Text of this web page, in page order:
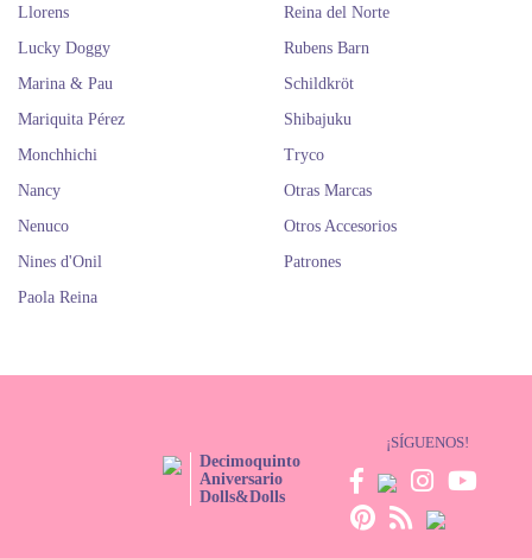
Llorens
Lucky Doggy
Marina & Pau
Mariquita Pérez
Monchhichi
Nancy
Nenuco
Nines d'Onil
Paola Reina
Reina del Norte
Rubens Barn
Schildkröt
Shibajuku
Tryco
Otras Marcas
Otros Accesorios
Patrones
Decimoquinto
Aniversario
Dolls&Dolls
¡SÍGUENOS!